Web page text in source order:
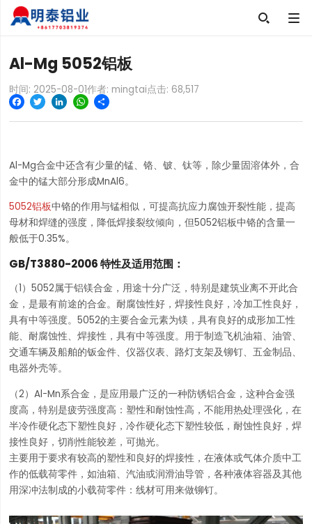

Al-Mg 5052铝板
时间: 2025-08-01作者: mingtai点击: 68,517
Facebook
TwitterLinkedInWhatsApp
Share
Al-Mg合金中还含有少量的锰、铬、铍、钛等，除少量固溶体外，合
金中的锰大部分形成MnAl6。
5052铝板中铬的作用与锰相似，可提高抗应力腐蚀开裂性能，提高
母材和焊缝的强度，降低焊接裂纹倾向，但5052铝板中铬的含量一
般低于0.35%。
GB/T3880-2006 特性及适用范围：
（1）5052属于铝镁合金，用途十分广泛，特别是建筑业离不开此合
金，是最有前途的合金。耐腐蚀性好，焊接性良好，冷加工性良好，
具有中等强度。5052的主要合金元素为镁，具有良好的成形加工性
能、耐腐蚀性、焊接性，具有中等强度。用于制造飞机油箱、油管、
交通车辆及船舶的钣金件、仪器仪表、路灯支架及铆钉、五金制品、
电器外壳等。
（2）Al-Mn系合金，是应用最广泛的一种防锈铝合金，这种合金强
度高，特别是疲劳强度高：塑性和耐蚀性高，不能用热处理强化，在
半冷作硬化态下塑性良好，冷作硬化态下塑性较低，耐蚀性良好，焊
接性良好，切削性能较差，可抛光。
主要用于要求有较高的塑性和良好的焊接性，在液体或气体介质中工
作的低载荷零件，如油箱、汽油或润滑油导管，各种液体容器及其他
用深冲法制成的小载荷零件：线材可用来做铆钉。